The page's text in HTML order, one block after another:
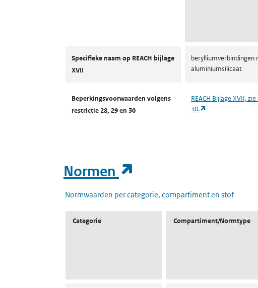
Specifieke naam op REACH bijlage
XVII
aluminiumsilicaat
Beperkingsvoorwaarden volgens
restrictie 28, 29 en 30
REACH Bijlage XVII,
30.
Normen
Normwaarden per categorie, compartiment en stof
Categorie Compartiment/Normtype